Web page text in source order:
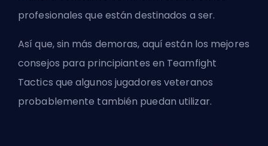
profesionales que están destinados a ser.
Así que, sin más demoras, aquí están los mejores
consejos para principiantes en Teamfight
Tactics que algunos jugadores veteranos
probablemente también puedan utilizar.